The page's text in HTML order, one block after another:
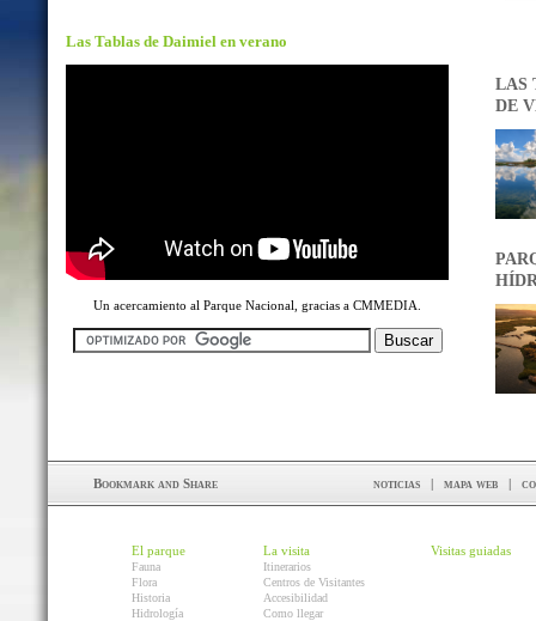
Las Tablas de Daimiel en verano
Un acercamiento al Parque Nacional, gracias a CMMEDIA.
LAS
DE
noticias | mapa web |
El parque
Fauna
Flora
Historia
Hidrología
La visita
Itinerarios
Centros de Visitantes
Accesibilidad
Como llegar
Visitas guiadas